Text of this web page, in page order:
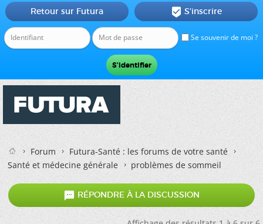
Se souvenir de moi ?
Retour sur Futura  S'inscrire
Forum
Futura-Santé : les forums de votre santé
Santé et médecine générale
problèmes de sommeil
 RÉPONDRE À LA DISCUSSION